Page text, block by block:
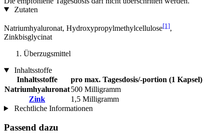
Zutaten
Natriumhyaluronat, Hydroxypropylmethylcellulose[1],
Zinkbisglycinat
Überzugsmittel
Inhaltsstoffe
Inhaltsstoffe
pro max. Tagesdosis/-portion (1 Kapsel)
Natriumhyaluronat500 Milligramm
Zink
1,5 Milligramm
Rechtliche Informationen
Passend dazu